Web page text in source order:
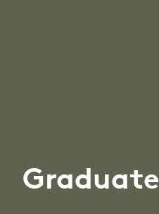
Graduate